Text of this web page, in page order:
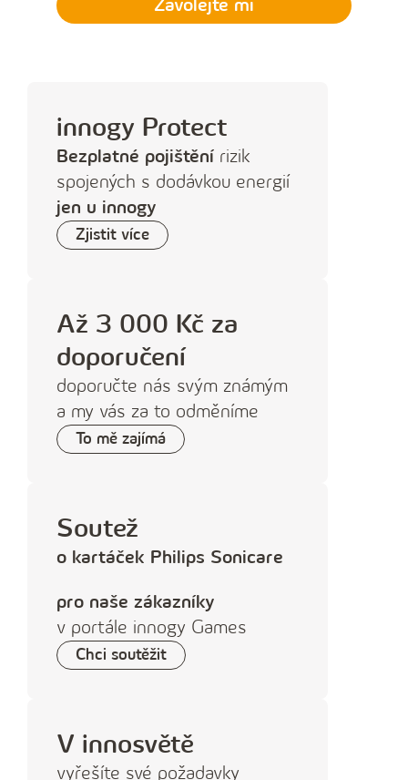
t
e
t
e
l
e
n
n
í
č
í
o
Zavolejte mi
innogy Protect
Bezplatné pojištění rizik
spojených s dodávkou energií
jen u innogy
Zjistit více
Až 3 000 Kč za
doporučení
doporučte nás svým známým
a my vás za to odměníme
To mě zajímá
Soutež
o kartáček Philips Sonicare
pro naše zákazníky
v ‍portále innogy ‍Games
Chci soutěžit
V innosvětě
vyřešíte své požadavky